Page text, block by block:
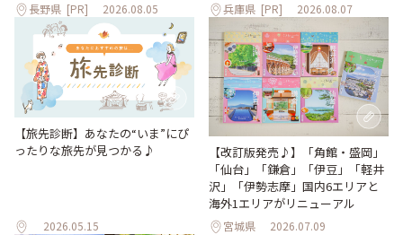
長野県 [PR] 2026.08.05 兵庫県 [PR] 2026.08.07
【旅先診断】あなたの“いま”にぴ
ったりな旅先が見つかる♪
2026.05.15
【改訂版発売♪】「角館・盛岡」
「仙台」「鎌倉」「伊豆」「軽井
沢」「伊勢志摩」国内6エリアと
海外1エリアがリニューアル
宮城県 2026.07.09